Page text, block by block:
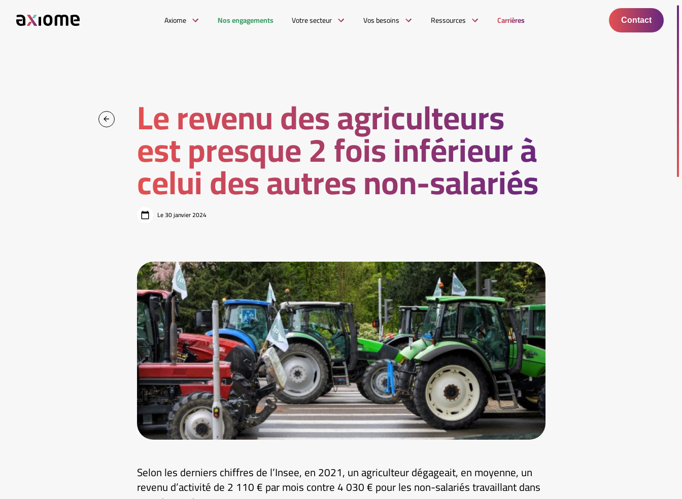
Axiome Nos engagements Votre secteur Vos besoins Ressources Carrières Contact
Le revenu des agriculteurs
est presque 2 fois inférieur à
celui des autres non-salariés
Le 30 janvier 2024
Selon les derniers chiffres de l’Insee, en 2021, un agriculteur dégageait, en moyenne, un
revenu d’activité de 2 110 € par mois contre 4 030 € pour les non-salariés travaillant dans